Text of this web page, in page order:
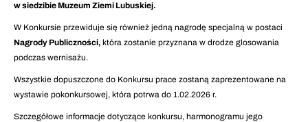
w siedzibie Muzeum Ziemi Lubuskiej.
W Konkursie przewiduje się również jedną nagrodę specjalną w postaci
Nagrody Publiczności, która zostanie przyznana w drodze glosowania
podczas wernisażu.
Wszystkie dopuszczone do Konkursu prace zostaną zaprezentowane na
wystawie pokonkursowej, która potrwa do 1.02.2026 r.
Szczegółowe informacje dotyczące konkursu, harmonogramu jego